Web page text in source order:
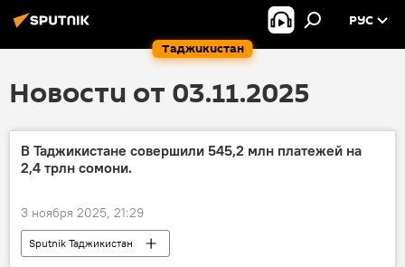
Таджикистан
РУС
Новости от 03.11.2025
В Таджикистане совершили 545,2 млн платежей на
2,4 трлн сомони.
3 ноября 2025, 21:29
Sputnik Таджикистан